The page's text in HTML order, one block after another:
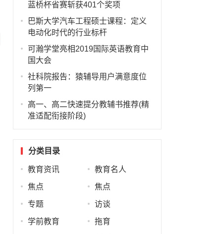
蓝桥杯省赛斩获401个奖项
巴斯大学汽车工程硕士课程：定义
电动化时代的行业标杆
可瀚学堂亮相2019国际英语教育中
国大会
社科院报告：猿辅导用户满意度位
列第一
高一、高二快速提分教辅书推荐(精
准适配衔接阶段)
分类目录
教育资讯 教育名人
焦点 焦点
专题 访谈
学前教育 拖育